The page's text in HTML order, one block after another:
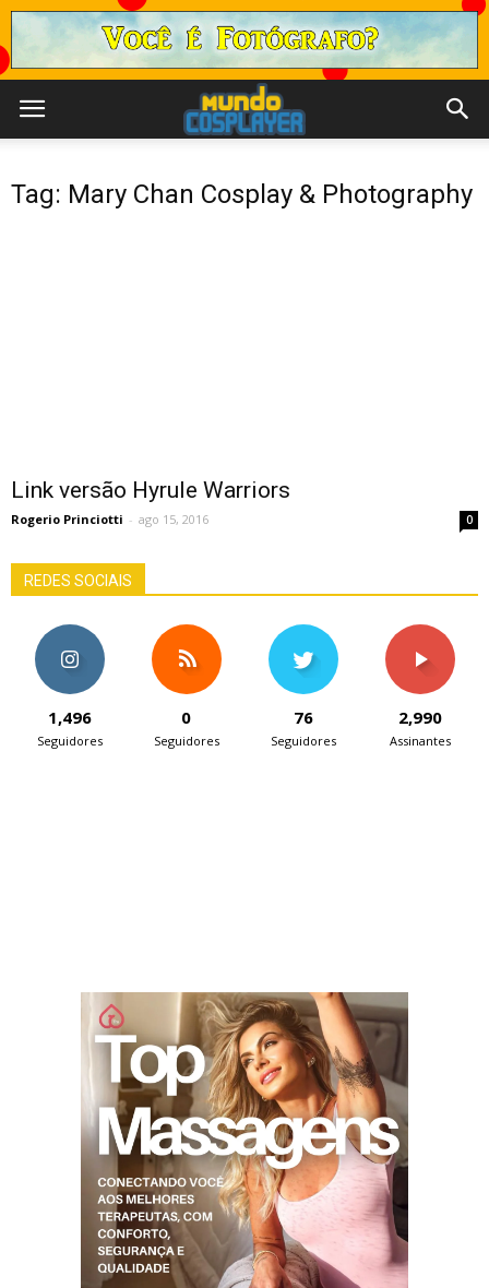
Tag: Mary Chan Cosplay & Photography
Link versão Hyrule Warriors
Rogerio Princiotti - ago 15, 2016 0
REDES SOCIAIS
1,496
Seguidores
0
Seguidores
76
Seguidores
2,990
Assinantes